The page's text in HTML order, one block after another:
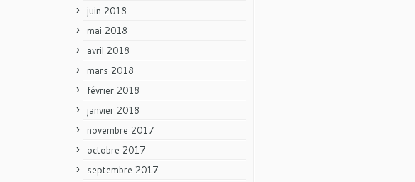
juin 2018
mai 2018
avril 2018
mars 2018
février 2018
janvier 2018
novembre 2017
octobre 2017
septembre 2017